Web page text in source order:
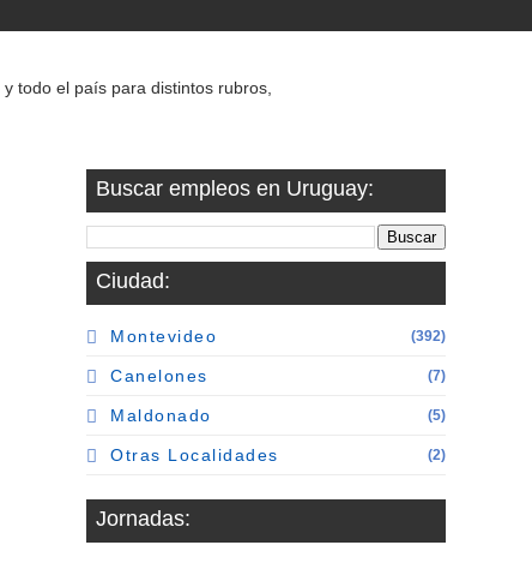
todo el país para distintos rubros,
Buscar empleos en Uruguay:
Ciudad:
Montevideo (392)
Canelones (7)
Maldonado (5)
Otras Localidades (2)
Jornadas: